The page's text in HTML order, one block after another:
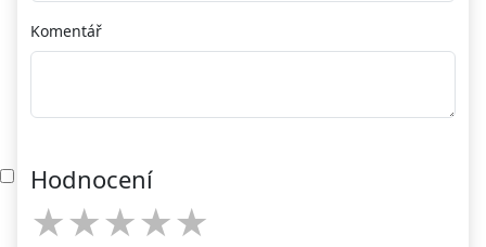
Komentář
Hodnocení
★
★
★
★
★